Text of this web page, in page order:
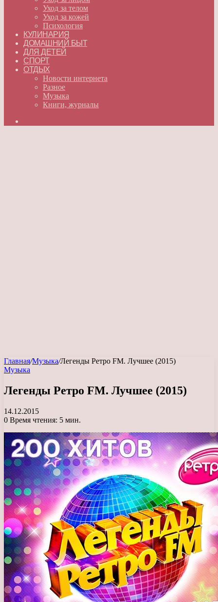
Уход за телом
Уход за кожей
Психология
КУЛИНАРИЯ
ДОМАШНИЙ БЫТ
ДЛЯ ДЕТЕЙ
СПОРТ
ОТДЫХ
Новости интернета
Разное
Музыка
Книги, журналы
Главная/Музыка/Легенды Ретро FM. Лучшее (2015)
Музыка
Легенды Ретро FM. Лучшее (2015)
14.12.2015
0 Время чтения: 5 мин.